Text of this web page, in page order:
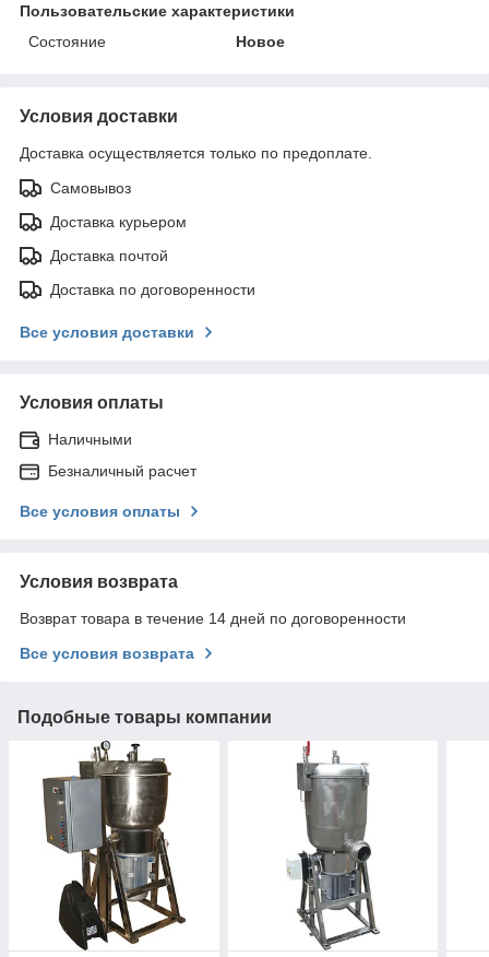
Пользовательские характеристики
Состояние
Новое
Условия доставки
Доставка осуществляется только по предоплате.
Самовывоз
Доставка курьером
Доставка почтой
Доставка по договоренности
Все условия доставки
Условия оплаты
Наличными
Безналичный расчет
Все условия оплаты
Условия возврата
Возврат товара в течение 14 дней по договоренности
Все условия возврата
Подобные товары компании